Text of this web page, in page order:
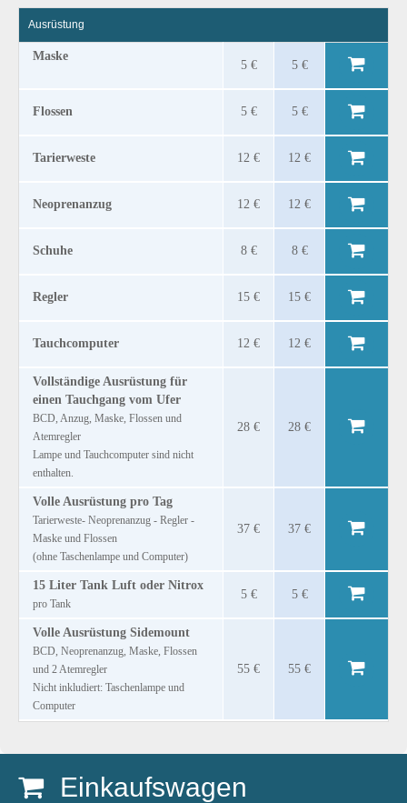
Ausrüstung
Maske
5 € 5 €
Flossen 5 € 5 €
Tarierweste 12 € 12 €
Neoprenanzug 12 € 12 €
Schuhe 8 € 8 €
Regler 15 € 15 €
Tauchcomputer 12 € 12 €
Vollständige Ausrüstung für
einen Tauchgang vom Ufer
BCD, Anzug, Maske, Flossen und
Atemregler
Lampe und Tauchcomputer sind nicht
enthalten.
28 € 28 €
Volle Ausrüstung pro Tag
Tarierweste- Neoprenanzug - Regler -
Maske und Flossen
(ohne Taschenlampe und Computer)
37 € 37 €
15 Liter Tank Luft oder Nitrox
pro Tank
5 € 5 €
Volle Ausrüstung Sidemount
BCD, Neoprenanzug, Maske, Flossen
und 2 Atemregler
Nicht inkludiert: Taschenlampe und
Computer
55 € 55 €
Einkaufswagen